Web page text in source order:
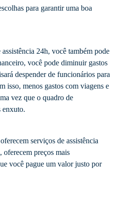
para garantir uma boa
24h, você também pode
você pode diminuir gastos
despender de funcionários para
isso, menos gastos com viagens e
vez que o quadro de
enxuto.
serviços de assistência
, oferecem preços mais
você pague um valor justo por